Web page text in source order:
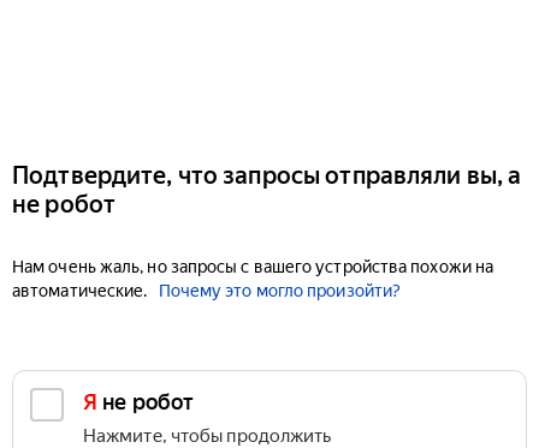
Подтвердите, что запросы отправляли вы, а
не робот
Нам очень жаль, но запросы с вашего устройства похожи на
автоматические.
Почему это могло произойти?
Я не робот
Нажмите, чтобы продолжить